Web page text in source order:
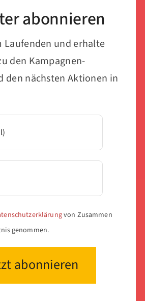
abonnieren
Laufenden und erhalte
den Kampagnen-
den nächsten Aktionen in
von Zusammen
genommen.